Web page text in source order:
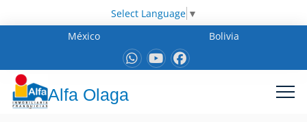
Select Language ▼
México
Bolivia
Alfa Olaga